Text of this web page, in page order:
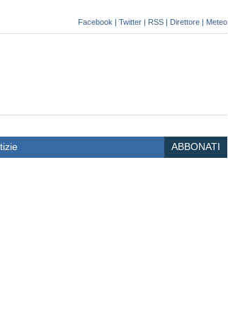
Facebook | Twitter | RSS | Direttore | Meteo
ABBONATI